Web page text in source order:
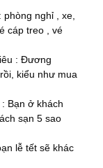
nghỉ , xe,
cáp treo , vé
: Đương
kiểu như mua
Bạn ở khách
sạn 5 sao
lễ tết sẽ khác